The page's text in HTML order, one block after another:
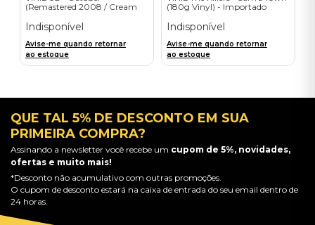
(Remastered 2008 / Cream
Indisponível
Avise-me quando retornar
ao estoque
(180g Vinyl) - Importado
Indisponível
Avise-me quando retornar
ao estoque
QUE TAL 5% DE DESCONTO EM SUA
PRIMEIRA COMPRA?
Assinando a newsletter você recebe um cupom de 5%, novidades,
ofertas e muito mais!
*Desconto não acumulativo com outras promoções.
O cupom de desconto estará na caixa de entrada do seu email dentro de
24 horas.